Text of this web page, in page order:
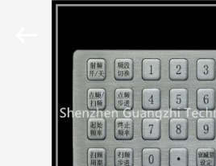
ΠΡΟΪΌΝΤΑ